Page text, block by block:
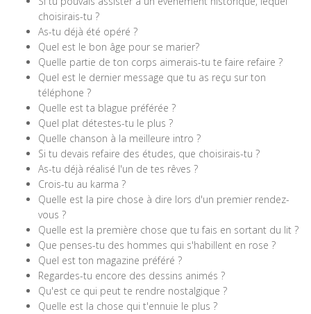
choisirais-tu ?
As-tu déjà été opéré ?
Quel est le bon âge pour se marier?
Quelle partie de ton corps aimerais-tu te faire refaire ?
Quel est le dernier message que tu as reçu sur ton
téléphone ?
Quelle est ta blague préférée ?
Quel plat détestes-tu le plus ?
Quelle chanson à la meilleure intro ?
Si tu devais refaire des études, que choisirais-tu ?
As-tu déjà réalisé l'un de tes rêves ?
Crois-tu au karma ?
Quelle est la pire chose à dire lors d'un premier rendez-
vous ?
Quelle est la première chose que tu fais en sortant du lit ?
Que penses-tu des hommes qui s'habillent en rose ?
Quel est ton magazine préféré ?
Regardes-tu encore des dessins animés ?
Qu'est ce qui peut te rendre nostalgique ?
Quelle est la chose qui t'ennuie le plus ?